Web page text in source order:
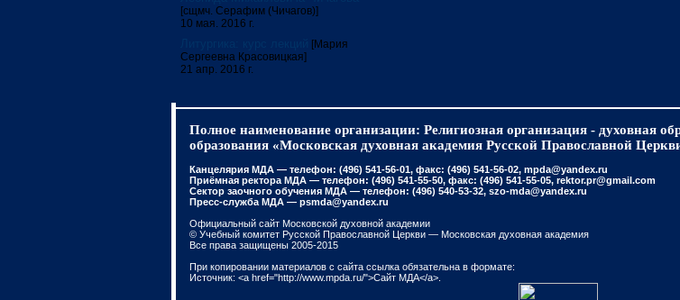
[сщмч. Серафим (Чичагов)]
10 мая. 2016 г.
[Мария
Сергеевна Красовицкая]
21 апр. 2016 г.
Полное наименование организации: Религиозная организация - духовная
образования «Московская духовная академия Русской Православной
Канцелярия МДА — телефон: (496) 541-56-01, факс: (496) 541-56-02, mpda@yandex.ru
Приёмная ректора МДА — телефон: (496) 541-55-50, факс: (496) 541-55-05, rektor.pr@gmail.com
Сектор заочного обучения МДА — телефон: (496) 540-53-32, szo-mda@yandex.ru
Пресс-служба МДА — psmda@yandex.ru
Официальный сайт Московской духовной академии
© Учебный комитет Русской Православной Церкви — Московская духовная академия
Все права защищены 2005-2015
При копировании материалов с сайта ссылка обязательна в формате:
Источник: <a href="http://www.mpda.ru/">Сайт МДА</a>.